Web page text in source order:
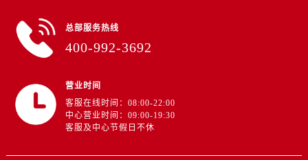
总部服务热线
400-992-3692
营业时间
客服在线时间：08:00-22:00
中心营业时间：09:00-19:30
客服及中心节假日不休